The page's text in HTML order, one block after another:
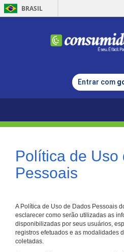
BRASIL
Entrar com
Política de Uso
Pessoais
A Política de Uso de Dados Pessoais
esclarecer como serão utilizadas as
disponibilizadas por seus usuários,
registros efetuados e as modalidades
coletadas.